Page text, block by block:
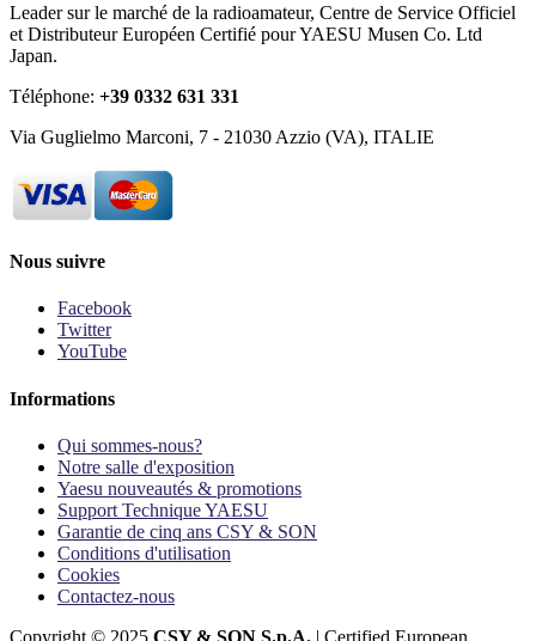
Leader sur le marché de la radioamateur, Centre de Service Officiel
et Distributeur Européen Certifié pour YAESU Musen Co. Ltd
Japan.
Téléphone: +39 0332 631 331
Via Guglielmo Marconi, 7 - 21030 Azzio (VA), ITALIE
Nous suivre
Facebook
Twitter
YouTube
Informations
Qui sommes-nous?
Notre salle d'exposition
Yaesu nouveautés & promotions
Support Technique YAESU
Garantie de cinq ans CSY & SON
Conditions d'utilisation
Cookies
Contactez-nous
Copyright © 2025 CSY & SON S.p.A. | Certified European